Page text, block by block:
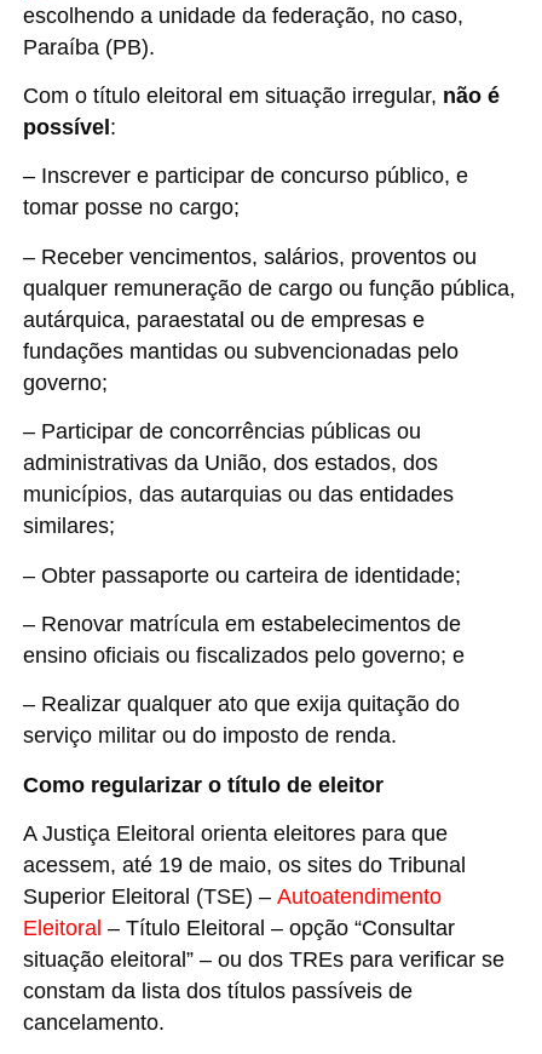
escolhendo a unidade da federação, no caso,
Paraíba (PB).
Com o título eleitoral em situação irregular, não é
possível:
– Inscrever e participar de concurso público, e
tomar posse no cargo;
– Receber vencimentos, salários, proventos ou
qualquer remuneração de cargo ou função pública,
autárquica, paraestatal ou de empresas e
fundações mantidas ou subvencionadas pelo
governo;
– Participar de concorrências públicas ou
administrativas da União, dos estados, dos
municípios, das autarquias ou das entidades
similares;
– Obter passaporte ou carteira de identidade;
– Renovar matrícula em estabelecimentos de
ensino oficiais ou fiscalizados pelo governo; e
– Realizar qualquer ato que exija quitação do
serviço militar ou do imposto de renda.
Como regularizar o título de eleitor
A Justiça Eleitoral orienta eleitores para que
acessem, até 19 de maio, os sites do Tribunal
Superior Eleitoral (TSE) – Autoatendimento
Eleitoral – Título Eleitoral – opção “Consultar
situação eleitoral” – ou dos TREs para verificar se
constam da lista dos títulos passíveis de
cancelamento.